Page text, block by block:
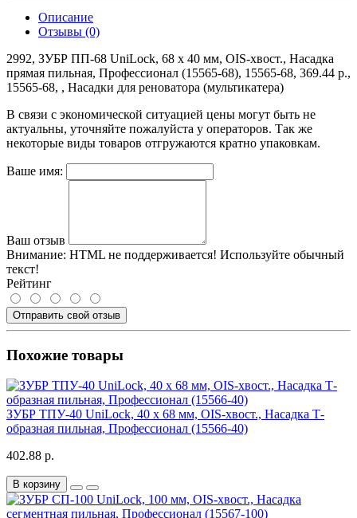
Описание
Отзывы (0)
2992, ЗУБР ПП-68 UniLock, 68 x 40 мм, OIS-хвост., Насадка
прямая пильная, Профессионал (15565-68), 15565-68, 369.44 р.,
15565-68, , Насадки для реноватора (мультикатера)
В связи с экономической ситуацией цены могут быть не
актуальны, уточняйте пожалуйста у операторов. Так же
некоторые виды товаров отгружаются кратно упаковкам.
Ваше имя:
Ваш отзыв
Внимание: HTML не поддерживается! Используйте обычный
текст!
Рейтинг
Отправить свой отзыв
Похожие товары
ЗУБР ТПУ-40 UniLock, 40 x 68 мм, OIS-хвост., Насадка Т-
образная пильная, Профессионал (15566-40)
402.88 р.
В корзину